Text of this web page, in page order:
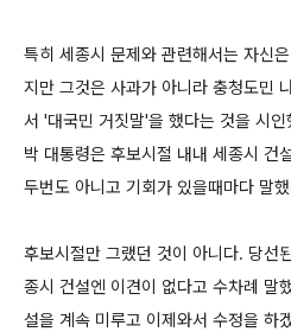
특히 세종시 문제와 관련해서는 자신
지만 그것은 사과가 아니라 충청도민
서 '대국민 거짓말'을 했다는 것을 시
박 대통령은 후보시절 내내 세종시 건
두번도 아니고 기회가 있을때마다 말
후보시절만 그랬던 것이 아니다. 당선
종시 건설엔 이견이 없다고 수차례 말
설을 계속 미루고 이제와서 수정을 하